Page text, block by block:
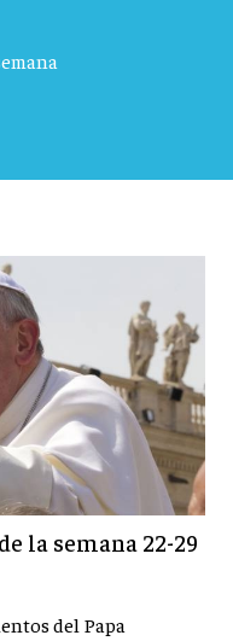
la semana 22-29
del Papa